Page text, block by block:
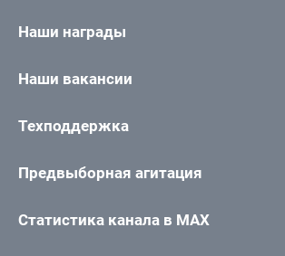
Наши награды
Наши вакансии
Техподдержка
Предвыборная агитация
Статистика канала в MAX